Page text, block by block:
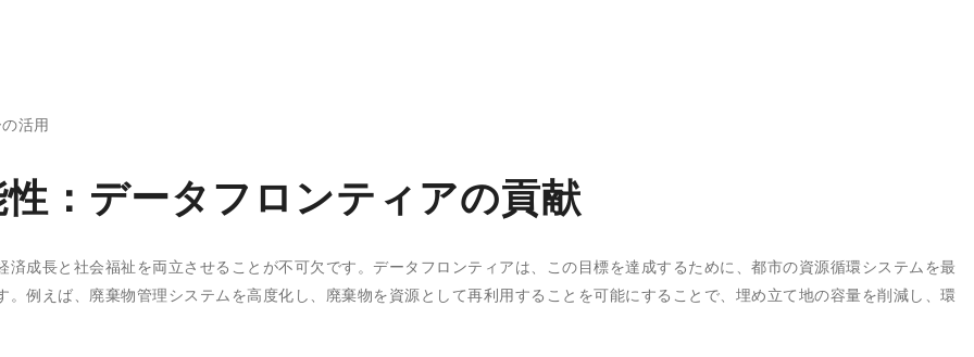
活用
：データフロンティアの貢献
成長と社会福祉を両立させることが不可欠です。データフロンティアは、この目標を達成するために、都市の資源循環システムを最
例えば、廃棄物管理システムを高度化し、廃棄物を資源として再利用することを可能にすることで、埋め立て地の容量を削減し、環